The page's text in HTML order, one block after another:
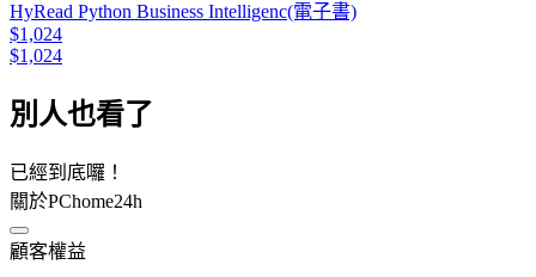
HyRead Python Business Intelligenc(電子書)
$1,024
$1,024
別人也看了
已經到底囉！
關於PChome24h
顧客權益